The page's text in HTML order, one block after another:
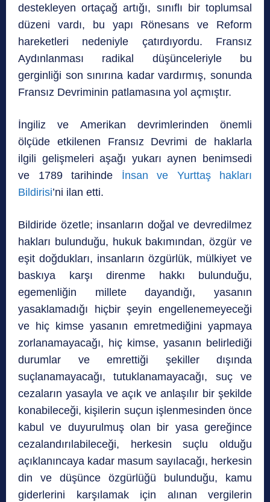
destekleyen ortaçağ artığı, sınıflı bir toplumsal
düzeni vardı, bu yapı Rönesans ve Reform
hareketleri nedeniyle çatırdıyordu. Fransız
Aydınlanması radikal düşünceleriyle bu
gerginliği son sınırına kadar vardırmış, sonunda
Fransız Devriminin patlamasına yol açmıştır.
İngiliz ve Amerikan devrimlerinden önemli
ölçüde etkilenen Fransız Devrimi de haklarla
ilgili gelişmeleri aşağı yukarı aynen benimsedi
ve 1789 tarihinde İnsan ve Yurttaş hakları
Bildirisi’ni ilan etti.
Bildiride özetle; insanların doğal ve devredilmez
hakları bulunduğu, hukuk bakımından, özgür ve
eşit doğdukları, insanların özgürlük, mülkiyet ve
baskıya karşı direnme hakkı bulunduğu,
egemenliğin millete dayandığı, yasanın
yasaklamadığı hiçbir şeyin engellenemeyeceği
ve hiç kimse yasanın emretmediğini yapmaya
zorlanamayacağı, hiç kimse, yasanın belirlediği
durumlar ve emrettiği şekiller dışında
suçlanamayacağı, tutuklanamayacağı, suç ve
cezaların yasayla ve açık ve anlaşılır bir şekilde
konabileceği, kişilerin suçun işlenmesinden önce
kabul ve duyurulmuş olan bir yasa gereğince
cezalandırılabileceği, herkesin suçlu olduğu
açıklanıncaya kadar masum sayılacağı, herkesin
din ve düşünce özgürlüğü bulunduğu, kamu
giderlerini karşılamak için alınan vergilerin